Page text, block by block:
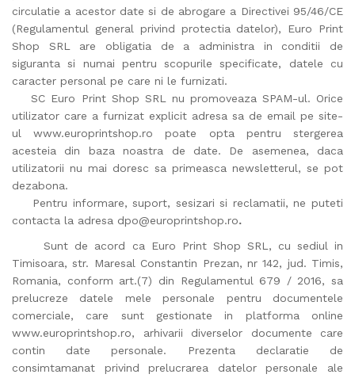
circulatie a acestor date si de abrogare a Directivei 95/46/CE
(Regulamentul general privind protectia datelor), Euro Print
Shop SRL are obligatia de a administra in conditii de
siguranta si numai pentru scopurile specificate, datele cu
caracter personal pe care ni le furnizati.
SC Euro Print Shop SRL nu promoveaza SPAM-ul. Orice
utilizator care a furnizat explicit adresa sa de email pe site-
ulwww.europrintshop.ro poate opta pentru stergerea
acesteia din baza noastra de date. De asemenea, daca
utilizatorii nu mai doresc sa primeasca newsletterul, se pot
dezabona.
Pentru informare, suport, sesizari si reclamatii, ne puteti
contacta la adresa dpo@europrintshop.ro.
Sunt de acord ca Euro Print Shop SRL, cu sediul in
Timisoara, str. Maresal Constantin Prezan, nr 142, jud. Timis,
Romania, conform art.(7) din Regulamentul 679 / 2016, sa
prelucreze datele mele personale pentru documentele
comerciale, care sunt gestionate in platforma online
www.europrintshop.ro, arhivarii diverselor documente care
contin date personale. Prezenta declaratie de
consimtamanat privind prelucrarea datelor personale ale